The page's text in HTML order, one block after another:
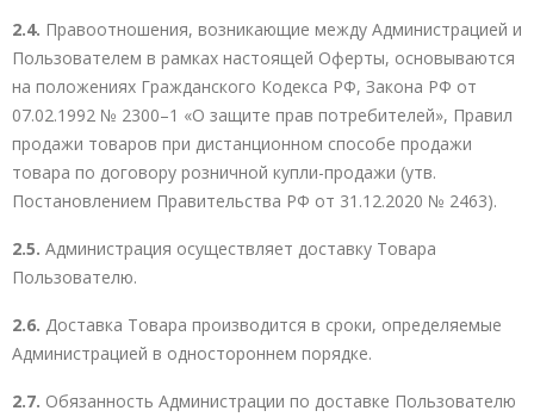
2.4. Правоотношения, возникающие между Администрацией и
Пользователем в рамках настоящей Оферты, основываются
на положениях Гражданского Кодекса РФ, Закона РФ от
07.02.1992 № 2300–1 «О защите прав потребителей», Правил
продажи товаров при дистанционном способе продажи
товара по договору розничной купли-продажи (утв.
Постановлением Правительства РФ от 31.12.2020 № 2463).
2.5. Администрация осуществляет доставку Товара
Пользователю.
2.6. Доставка Товара производится в сроки, определяемые
Администрацией в одностороннем порядке.
2.7. Обязанность Администрации по доставке Пользователю